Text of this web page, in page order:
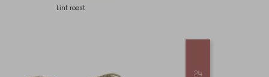
Lint roest